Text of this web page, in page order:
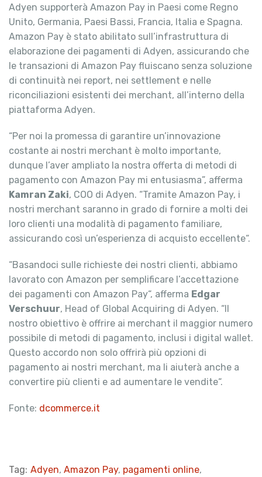
Adyen supporterà Amazon Pay in Paesi come Regno
Unito, Germania, Paesi Bassi, Francia, Italia e Spagna.
Amazon Pay è stato abilitato sull’infrastruttura di
elaborazione dei pagamenti di Adyen, assicurando che
le transazioni di Amazon Pay fluiscano senza soluzione
di continuità nei report, nei settlement e nelle
riconciliazioni esistenti dei merchant, all’interno della
piattaforma Adyen.
“Per noi la promessa di garantire un’innovazione
costante ai nostri merchant è molto importante,
dunque l’aver ampliato la nostra offerta di metodi di
pagamento con Amazon Pay mi entusiasma”, afferma
Kamran Zaki, COO di Adyen. “Tramite Amazon Pay, i
nostri merchant saranno in grado di fornire a molti dei
loro clienti una modalità di pagamento familiare,
assicurando così un’esperienza di acquisto eccellente“.
“Basandoci sulle richieste dei nostri clienti, abbiamo
lavorato con Amazon per semplificare l’accettazione
dei pagamenti con Amazon Pay“, afferma Edgar
Verschuur, Head of Global Acquiring di Adyen. “Il
nostro obiettivo è offrire ai merchant il ​​maggior numero
possibile di metodi di pagamento, inclusi i digital wallet.
Questo accordo non solo offrirà più opzioni di
pagamento ai nostri merchant, ma li aiuterà anche a
convertire più clienti e ad aumentare le vendite“.
Fonte: dcommerce.it
Tag: Adyen, Amazon Pay, pagamenti online,